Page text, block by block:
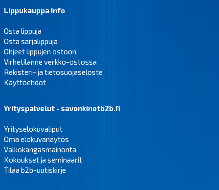
Lippukauppa Info
Osta lippuja
Osta sarjalippuja
Ohjeet lippujen ostoon
Virhetilanne verkko-ostossa
Rekisteri- ja tietosuojaseloste
Käyttöehdot
Yrityspalvelut - savonkinotb2b.fi
Yrityselokuvaliput
Oma elokuvanäytös
Valkokangasmainonta
Kokoukset ja seminaarit
Tilaa b2b-uutiskirje